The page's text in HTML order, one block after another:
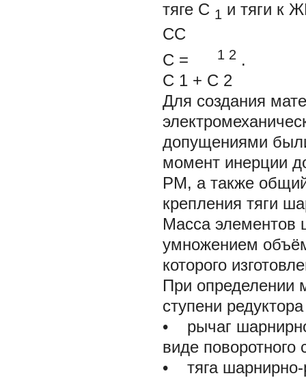
тяге С 1 и тяги к
CC
C = 1 2 .
C 1 + C 2
Для создания
допущениями
момент инерции
РМ, а также
крепления тяги
Масса элементов
умножением
которого
При определении
ступени
• рычаг
виде
• тяга шарнирно-